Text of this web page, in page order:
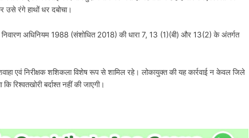
उसे रंगे हाथों धर दबोचा।
निवारण अधिनियम 1988 (संशोधित 2018) की धारा 7, 13 (1)(बी) और 13(2) के अंतर्गत
एवं निरीक्षक शशिकला विशेष रूप से शामिल रहे। लोकायुक्त की यह कार्रवाई न केवल जिले
रिश्वतखोरी बर्दाश्त नहीं की जाएगी।